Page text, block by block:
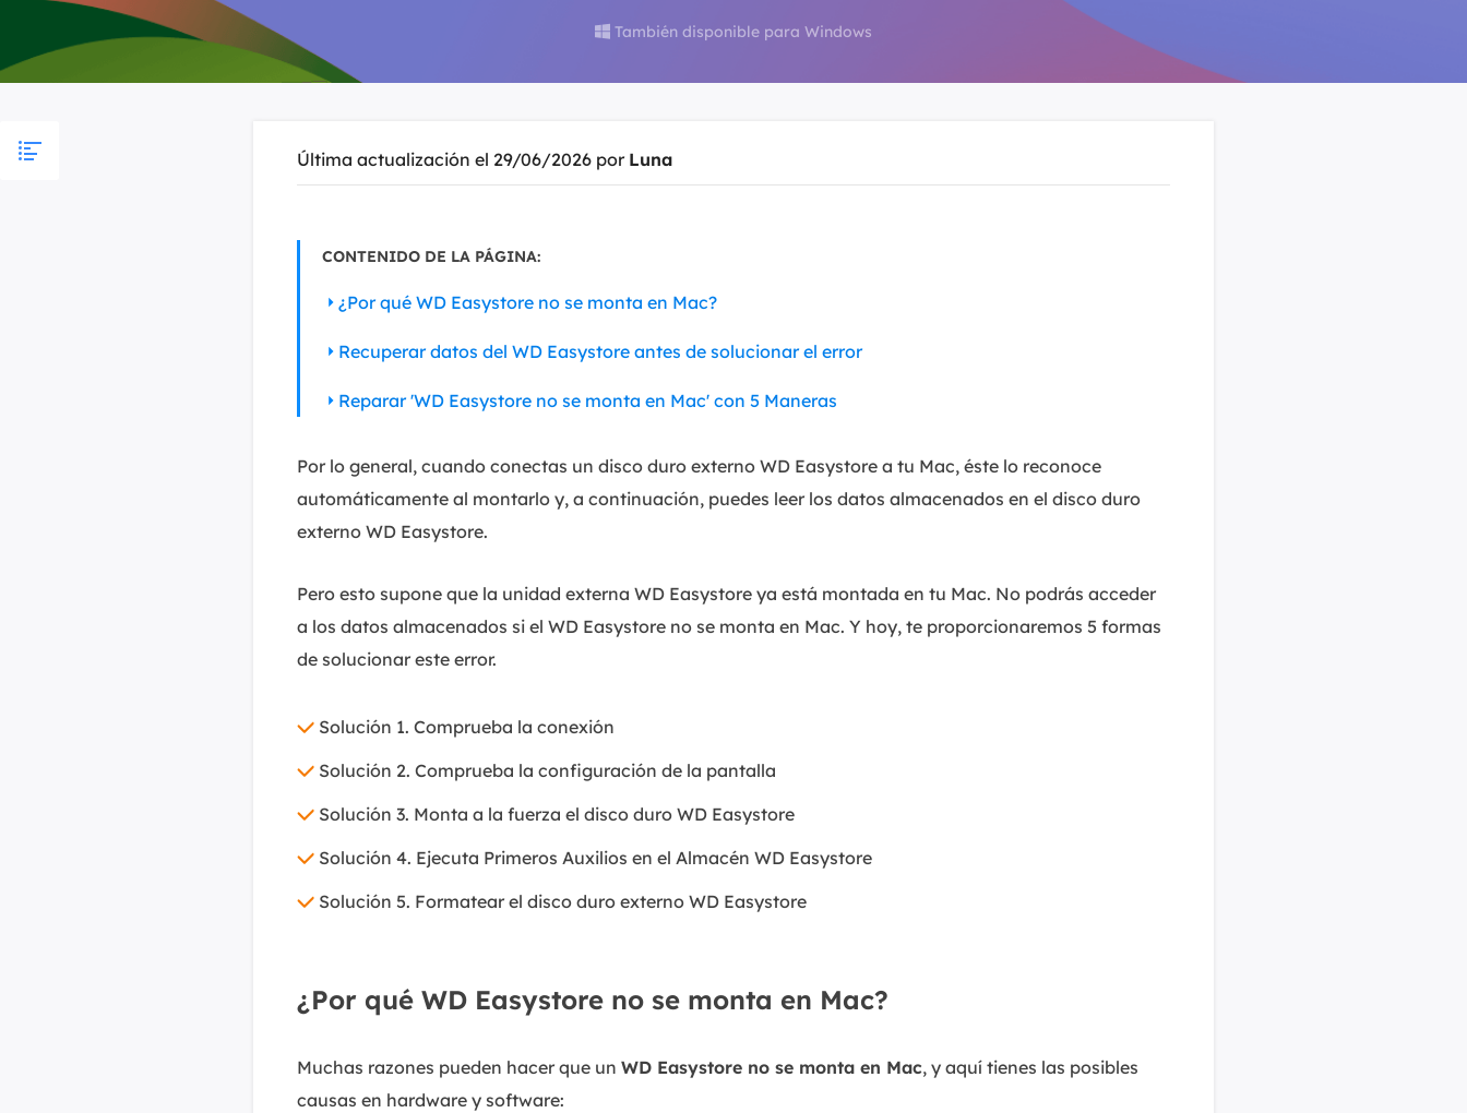
Recuperar bases de datos MS SQL.
Video Editor
Editor de videos intuitivo.
Convertidor de video y audio.
MakeMyAudio
 También disponible para Windows
Última actualización el 29/06/2026 por Luna
CONTENIDO DE LA PÁGINA:
¿Por qué WD Easystore no se monta en Mac?
Recuperar datos del WD Easystore antes de solucionar el error
Reparar 'WD Easystore no se monta en Mac' con 5 Maneras
Por lo general, cuando conectas un disco duro externo WD Easystore a tu Mac, éste lo reconoce
automáticamente al montarlo y, a continuación, puedes leer los datos almacenados en el disco duro
externo WD Easystore.
Pero esto supone que la unidad externa WD Easystore ya está montada en tu Mac. No podrás acceder
a los datos almacenados si el WD Easystore no se monta en Mac. Y hoy, te proporcionaremos 5 formas
de solucionar este error.
Solución 1. Comprueba la conexión
Solución 2. Comprueba la configuración de la pantalla
Solución 3. Monta a la fuerza el disco duro WD Easystore
Solución 4. Ejecuta Primeros Auxilios en el Almacén WD Easystore
Solución 5. Formatear el disco duro externo WD Easystore
¿Por qué WD Easystore no se monta en Mac?
Muchas razones pueden hacer que un WD Easystore no se monta en Mac, y aquí tienes las posibles
causas en hardware y software: